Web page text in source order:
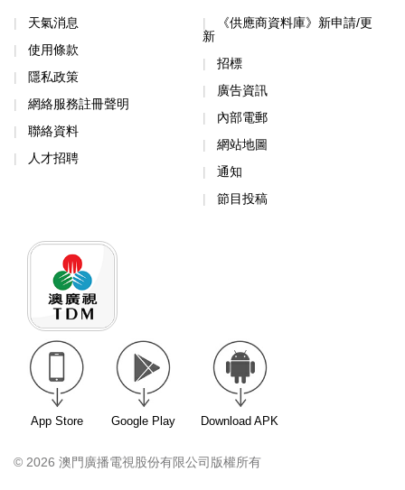
天氣消息
使用條款
隱私政策
網絡服務註冊聲明
聯絡資料
人才招聘
《供應商資料庫》新申請/更
新
招標
廣告資訊
內部電郵
網站地圖
通知
節目投稿
App Store Google Play Download APK
© 2026 澳門廣播電視股份有限公司版權所有